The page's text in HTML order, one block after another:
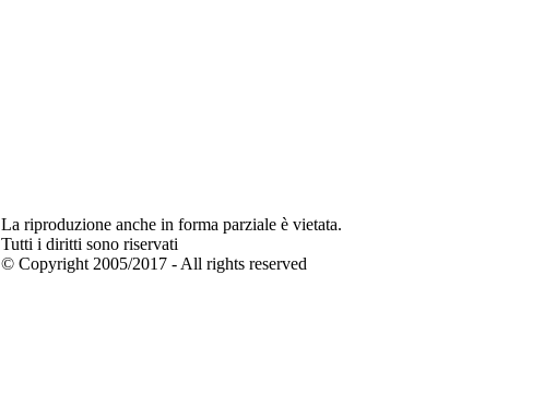
La riproduzione anche in forma parziale è vietata.
Tutti i diritti sono riservati
© Copyright 2005/2017 - All rights reserved